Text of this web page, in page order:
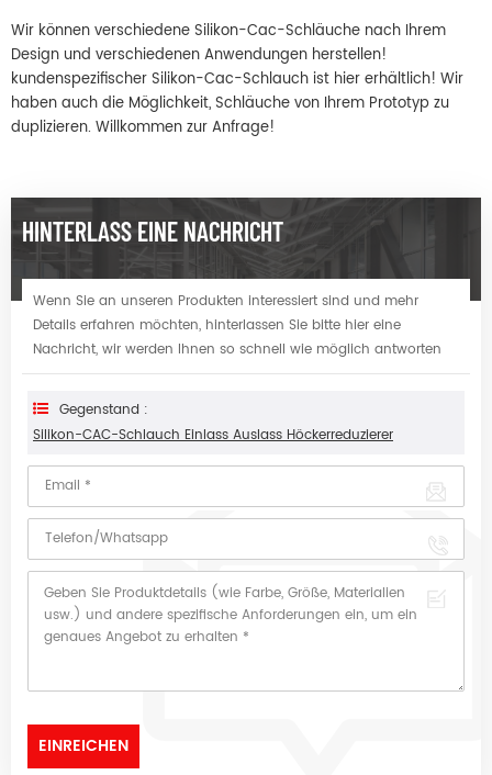
Wir können verschiedene Silikon-Cac-Schläuche nach Ihrem
Design und verschiedenen Anwendungen herstellen!
kundenspezifischer Silikon-Cac-Schlauch ist hier erhältlich! Wir
haben auch die Möglichkeit, Schläuche von Ihrem Prototyp zu
duplizieren. Willkommen zur Anfrage!
HINTERLASS EINE NACHRICHT
Wenn Sie an unseren Produkten interessiert sind und mehr
Details erfahren möchten, hinterlassen Sie bitte hier eine
Nachricht, wir werden Ihnen so schnell wie möglich antworten
Gegenstand :
Silikon-CAC-Schlauch Einlass Auslass Höckerreduzierer